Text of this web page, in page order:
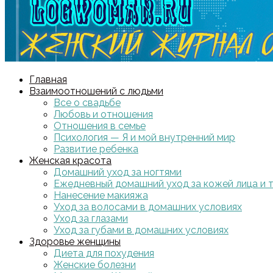
Главная
Взаимоотношений с людьми
Все о свадьбе
Любовь и отношения
Отношения в семье
Психология — Я и мой внутренний мир
Развитие ребенка
Женская красота
Домашний уход за ногтями
Ежедневный домашний уход за кожей лица и
Нанесение макияжа
Уход за волосами в домашних условиях
Уход за глазами
Уход за губами в домашних условиях
Здоровье женщины
Диета для похудения
Женские болезни